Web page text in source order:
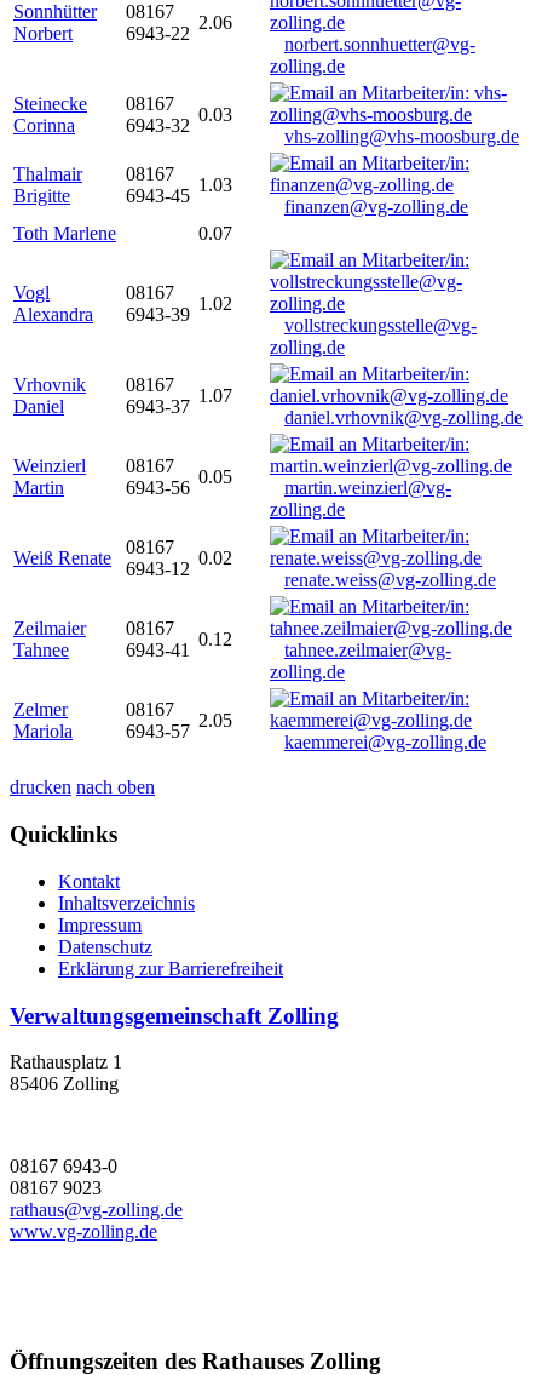
Sonnhütter
Norbert
08167
6943-22
2.06
norbert.sonnhuetter@vg-
zolling.de
Steinecke
Corinna
08167
6943-32
0.03
vhs-zolling@vhs-moosburg.de
Thalmair
Brigitte
08167
6943-45
1.03
finanzen@vg-zolling.de
Toth Marlene
0.07
Vogl
Alexandra
08167
6943-39
1.02
vollstreckungsstelle@vg-
zolling.de
Vrhovnik
Daniel
08167
6943-37
1.07
daniel.vrhovnik@vg-zolling.de
Weinzierl
Martin
08167
6943-56
0.05
martin.weinzierl@vg-
zolling.de
Weiß Renate
08167
6943-12
0.02
renate.weiss@vg-zolling.de
Zeilmaier
Tahnee
08167
6943-41
0.12
tahnee.zeilmaier@vg-
zolling.de
Zelmer
Mariola
08167
6943-57
2.05
kaemmerei@vg-zolling.de
drucken nach oben
Quicklinks
Kontakt
Inhaltsverzeichnis
Impressum
Datenschutz
Erklärung zur Barrierefreiheit
Verwaltungsgemeinschaft Zolling
Rathausplatz 1
85406 Zolling
08167 6943-0
08167 9023
rathaus@vg-zolling.de
www.vg-zolling.de
Öffnungszeiten des Rathauses Zolling